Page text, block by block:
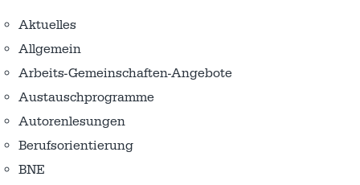
Aktuelles
Allgemein
Arbeits-Gemeinschaften-Angebote
Austausch­programme
Autorenlesungen
Berufsorientierung
BNE